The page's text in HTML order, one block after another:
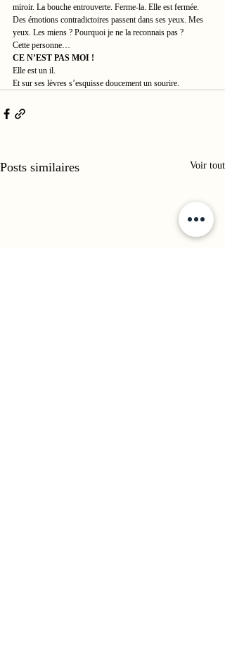
miroir. La bouche entrouverte. Ferme-la. Elle est fermée.
Des émotions contradictoires passent dans ses yeux. Mes
yeux. Les miens ? Pourquoi je ne la reconnais pas ?
Cette personne…
CE N’EST PAS MOI !
Elle est un il.
Et sur ses lèvres s’esquisse doucement un sourire.
Posts similaires Voir tout